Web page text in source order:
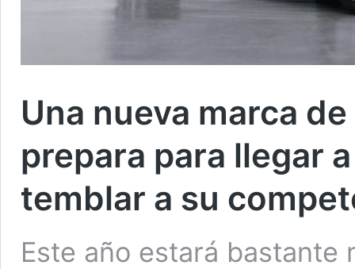
Una nueva marca
prepara para llegar
temblar a su
Este año estará bastante